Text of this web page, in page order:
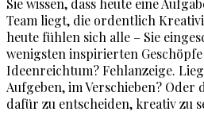
Sie wissen, dass heute eine
Team liegt, die ordentlich
heute fühlen sich alle – Sie
wenigsten inspirierten
Ideenreichtum? Fehlanzeige.
Aufgeben, im Verschieben? Oder
dafür zu entscheiden, kreativ zu